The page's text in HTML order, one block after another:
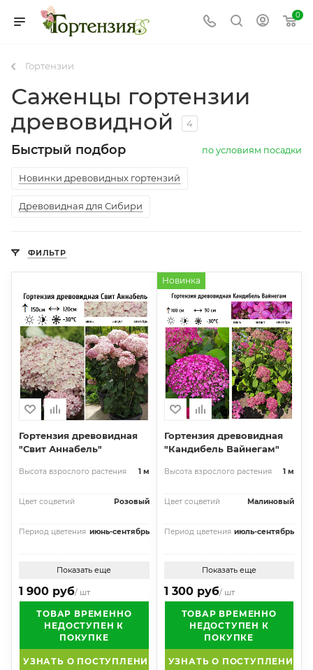
0
Гортензии
Саженцы гортензии
древовидной
4
Быстрый подбор по условиям посадки
Новинки древовидных гортензий
Древовидная для Сибири
ФИЛЬТР
Гортензия древовидная
"Свит Аннабель"
Высота взрослого растения 1 м
Цвет соцветий Розовый
Период цветения июнь-сентябрь
Показать еще
1 900 руб/ шт
ТОВАР ВРЕМЕННО
НЕДОСТУПЕН К
ПОКУПКЕ
УЗНАТЬ О ПОСТУПЛЕНИИ
Новинка
Гортензия древовидная
"Кандибель Вайнегам"
Высота взрослого растения 1 м
Цвет соцветий Малиновый
Период цветения июль-сентябрь
Показать еще
1 300 руб/ шт
ТОВАР ВРЕМЕННО
НЕДОСТУПЕН К
ПОКУПКЕ
УЗНАТЬ О ПОСТУПЛЕНИИ